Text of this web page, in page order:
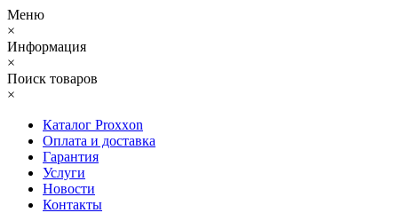
Меню
×
Информация
×
Поиск товаров
×
Каталог Proxxon
Оплата и доставка
Гарантия
Услуги
Новости
Контакты